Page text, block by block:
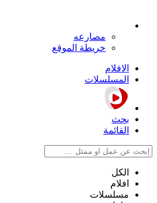
مصارعه
خريطة الموقع
الافلام
المسلسلات
بحث
القائمة
الكل
افلام
مسلسلات